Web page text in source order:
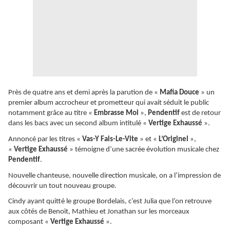
Près de quatre ans et demi après la parution de « Mafia Douce » un
premier album accrocheur et prometteur qui avait séduit le public
notamment grâce au titre « Embrasse Moi », Pendentif est de retour
dans les bacs avec un second album intitulé « Vertige Exhaussé ».
Annoncé par les titres « Vas-Y Fais-Le-Vite » et « L’Originel »,
« Vertige Exhaussé » témoigne d’une sacrée évolution musicale chez
Pendentif.
Nouvelle chanteuse, nouvelle direction musicale, on a l’impression de
découvrir un tout nouveau groupe.
Cindy ayant quitté le groupe Bordelais, c’est Julia que l’on retrouve
aux côtés de Benoit, Mathieu et Jonathan sur les morceaux
composant « Vertige Exhaussé ».